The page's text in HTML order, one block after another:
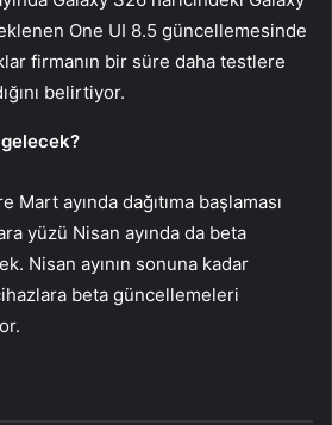
One UI 8.5 güncellemesinde
firmanın bir süre daha testlere
belirtiyor.
Mart ayında dağıtıma başlaması
yüzü Nisan ayında da beta
Nisan ayının sonuna kadar
beta güncellemeleri